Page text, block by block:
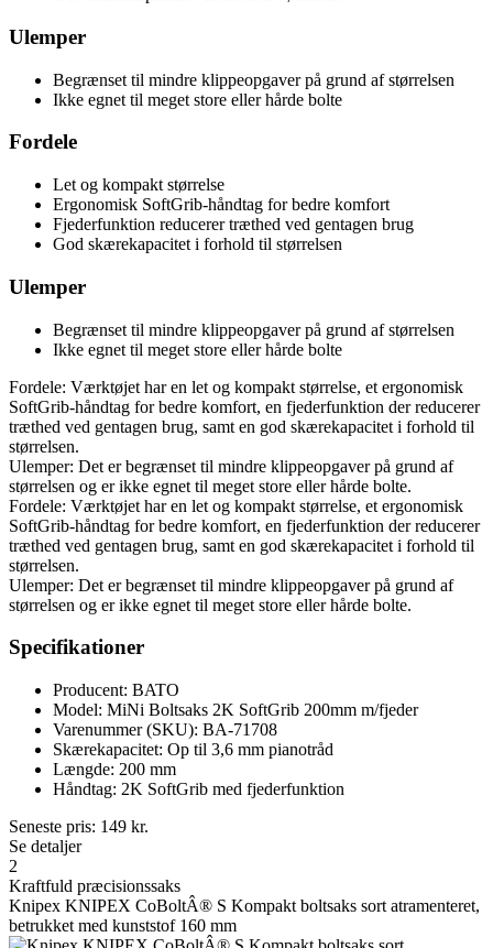
Ulemper
Begrænset til mindre klippeopgaver på grund af størrelsen
Ikke egnet til meget store eller hårde bolte
Fordele
Let og kompakt størrelse
Ergonomisk SoftGrib-håndtag for bedre komfort
Fjederfunktion reducerer træthed ved gentagen brug
God skærekapacitet i forhold til størrelsen
Ulemper
Begrænset til mindre klippeopgaver på grund af størrelsen
Ikke egnet til meget store eller hårde bolte
Fordele: Værktøjet har en let og kompakt størrelse, et ergonomisk
SoftGrib-håndtag for bedre komfort, en fjederfunktion der reducerer
træthed ved gentagen brug, samt en god skærekapacitet i forhold til
størrelsen.
Ulemper: Det er begrænset til mindre klippeopgaver på grund af
størrelsen og er ikke egnet til meget store eller hårde bolte.
Fordele: Værktøjet har en let og kompakt størrelse, et ergonomisk
SoftGrib-håndtag for bedre komfort, en fjederfunktion der reducerer
træthed ved gentagen brug, samt en god skærekapacitet i forhold til
størrelsen.
Ulemper: Det er begrænset til mindre klippeopgaver på grund af
størrelsen og er ikke egnet til meget store eller hårde bolte.
Specifikationer
Producent: BATO
Model: MiNi Boltsaks 2K SoftGrib 200mm m/fjeder
Varenummer (SKU): BA-71708
Skærekapacitet: Op til 3,6 mm pianotråd
Længde: 200 mm
Håndtag: 2K SoftGrib med fjederfunktion
Seneste pris: 149 kr.
Se detaljer
2
Kraftfuld præcisionssaks
Knipex KNIPEX CoBoltÂ® S Kompakt boltsaks sort atramenteret,
betrukket med kunststof 160 mm